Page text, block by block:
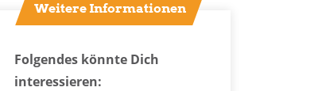
Weitere Informationen
Folgendes könnte Dich
interessieren: